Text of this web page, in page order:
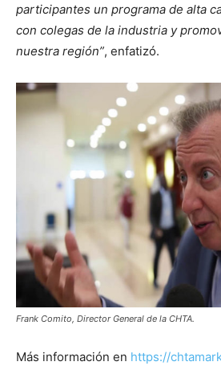
participantes un programa de alta
con colegas de la industria y
nuestra región”, enfatizó.
Frank Comito, Director General de la CHTA.
Más información en https://